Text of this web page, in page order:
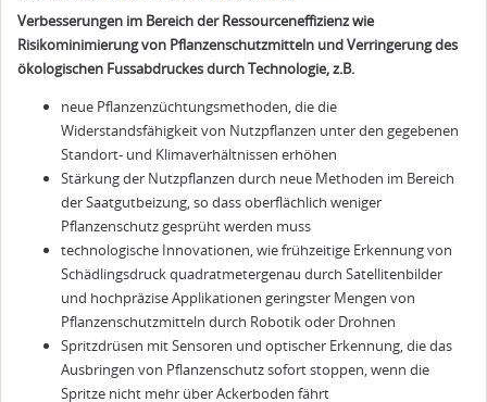
Verbesserungen im Bereich der Ressourceneffizienz wie
Risikominimierung von Pflanzenschutzmitteln und Verringerung des
ökologischen Fussabdruckes durch Technologie, z.B.
neue Pflanzenzüchtungsmethoden, die die
Widerstandsfähigkeit von Nutzpflanzen unter den gegebenen
Standort- und Klimaverhältnissen erhöhen
Stärkung der Nutzpflanzen durch neue Methoden im Bereich
der Saatgutbeizung, so dass oberflächlich weniger
Pflanzenschutz gesprüht werden muss
technologische Innovationen, wie frühzeitige Erkennung von
Schädlingsdruck quadratmetergenau durch Satellitenbilder
und hochpräzise Applikationen geringster Mengen von
Pflanzenschutzmitteln durch Robotik oder Drohnen
Spritzdrüsen mit Sensoren und optischer Erkennung, die das
Ausbringen von Pflanzenschutz sofort stoppen, wenn die
Spritze nicht mehr über Ackerboden fährt